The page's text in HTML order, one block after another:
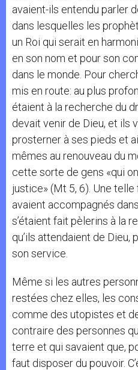
avaient-ils entendu parler
dans lesquelles les
un Roi qui serait en
en son nom et pour son
dans le monde. Pour
mis en route: au plus
étaient à la recherche du
devait venir de Dieu, et ils
prosterner à ses pieds et
mêmes au renouveau du
cette sorte de gens «qui
justice» (Mt 5, 6). Une
avaient accompagnés
s’étaient fait pèlerins à la
qu’ils attendaient de Dieu,
son service.
Même si les autres
restées chez elles, les
comme des utopistes et
contraire des personnes
terre et qui savaient que,
faut disposer du pouvoir.